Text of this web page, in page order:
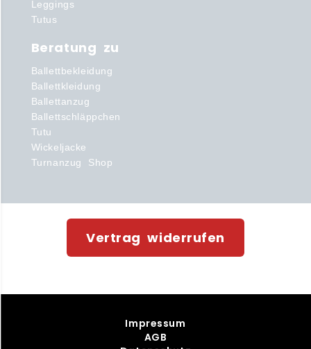
Leggings
Tutus
Beratung zu
Ballettbekleidung
Ballettkleidung
Ballettanzug
Ballettschläppchen
Tutu
Wickeljacke
Turnanzug Shop
Vertrag widerrufen
Impressum
AGB